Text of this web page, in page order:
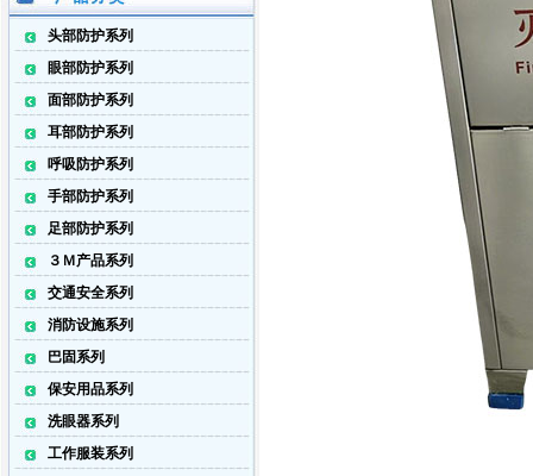
头部防护系列
眼部防护系列
面部防护系列
耳部防护系列
呼吸防护系列
手部防护系列
足部防护系列
３Ｍ产品系列
交通安全系列
消防设施系列
巴固系列
保安用品系列
洗眼器系列
工作服装系列